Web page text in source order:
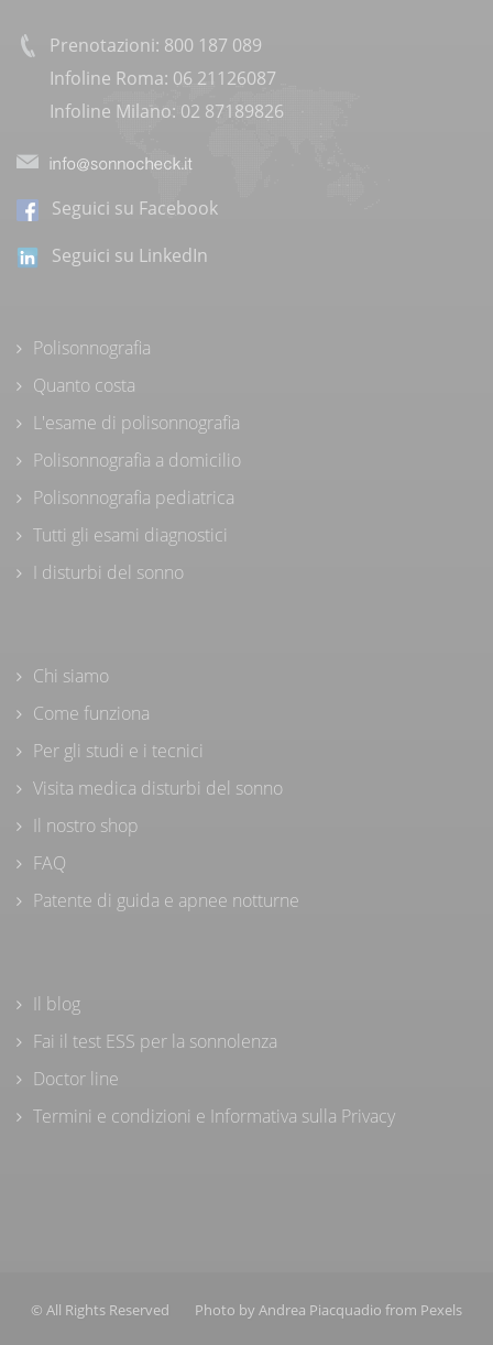
Prenotazioni: 800 187 089
Infoline Roma: 06 21126087
Infoline Milano: 02 87189826
Seguici su Facebook
Seguici su LinkedIn
Polisonnografia
Quanto costa
L'esame di polisonnografia
Polisonnografia a domicilio
Polisonnografia pediatrica
Tutti gli esami diagnostici
I disturbi del sonno
Chi siamo
Come funziona
Per gli studi e i tecnici
Visita medica disturbi del sonno
Il nostro shop
FAQ
Patente di guida e apnee notturne
Il blog
Fai il test ESS per la sonnolenza
Doctor line
Termini e condizioni e Informativa sulla Privacy
© All Rights Reserved Photo by Andrea Piacquadio from Pexels